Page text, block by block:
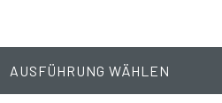
AUSFÜHRUNG WÄHLEN